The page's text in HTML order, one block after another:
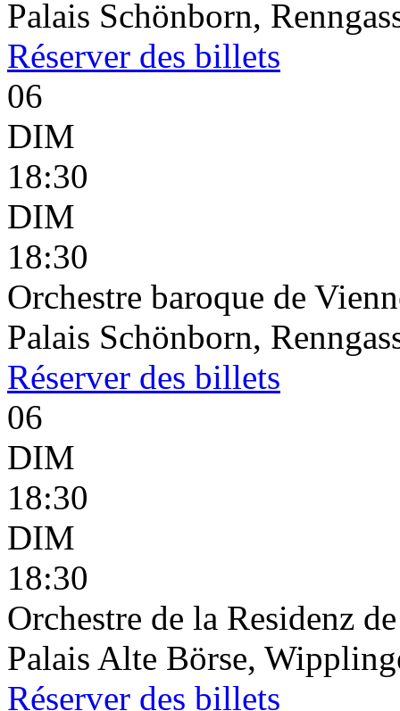
Palais Schönborn,
Réserver des billets
06
DIM
18:30
DIM
18:30
Orchestre baroque de
Palais Schönborn,
Réserver des billets
06
DIM
18:30
DIM
18:30
Orchestre de la Residenz
Palais Alte Börse,
Réserver des billets